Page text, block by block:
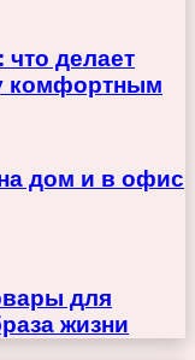
делает
комфортным
дом и в офис
для
жизни